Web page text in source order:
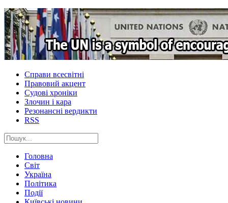
Справи всесвітні
Правовий акцент
Судові хроніки
Злочин і кара
Резонансні вердикти
RSS
Головна
Світ
Україна
Політика
Події